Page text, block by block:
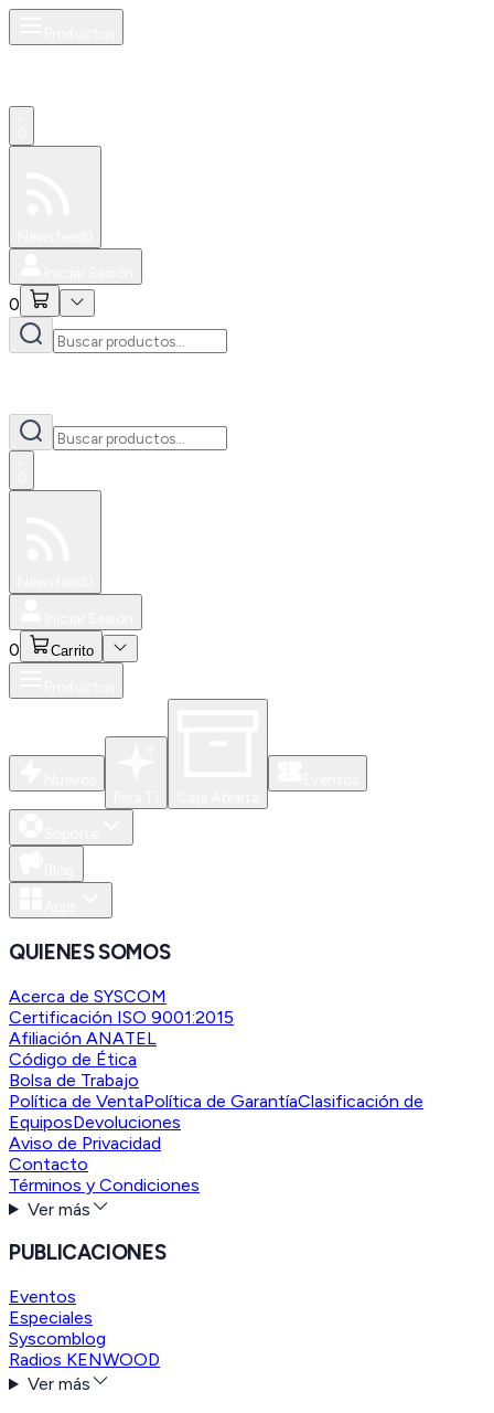
0
0 Carrito
QUIENES SOMOS
Acerca de SYSCOM
Certificación ISO 9001:2015
Afiliación ANATEL
Código de Ética
Bolsa de Trabajo
Política de VentaPolítica de GarantíaClasificación de
EquiposDevoluciones
Aviso de Privacidad
Contacto
Términos y Condiciones
Ver más
PUBLICACIONES
Eventos
Especiales
Syscomblog
Radios KENWOOD
Ver más